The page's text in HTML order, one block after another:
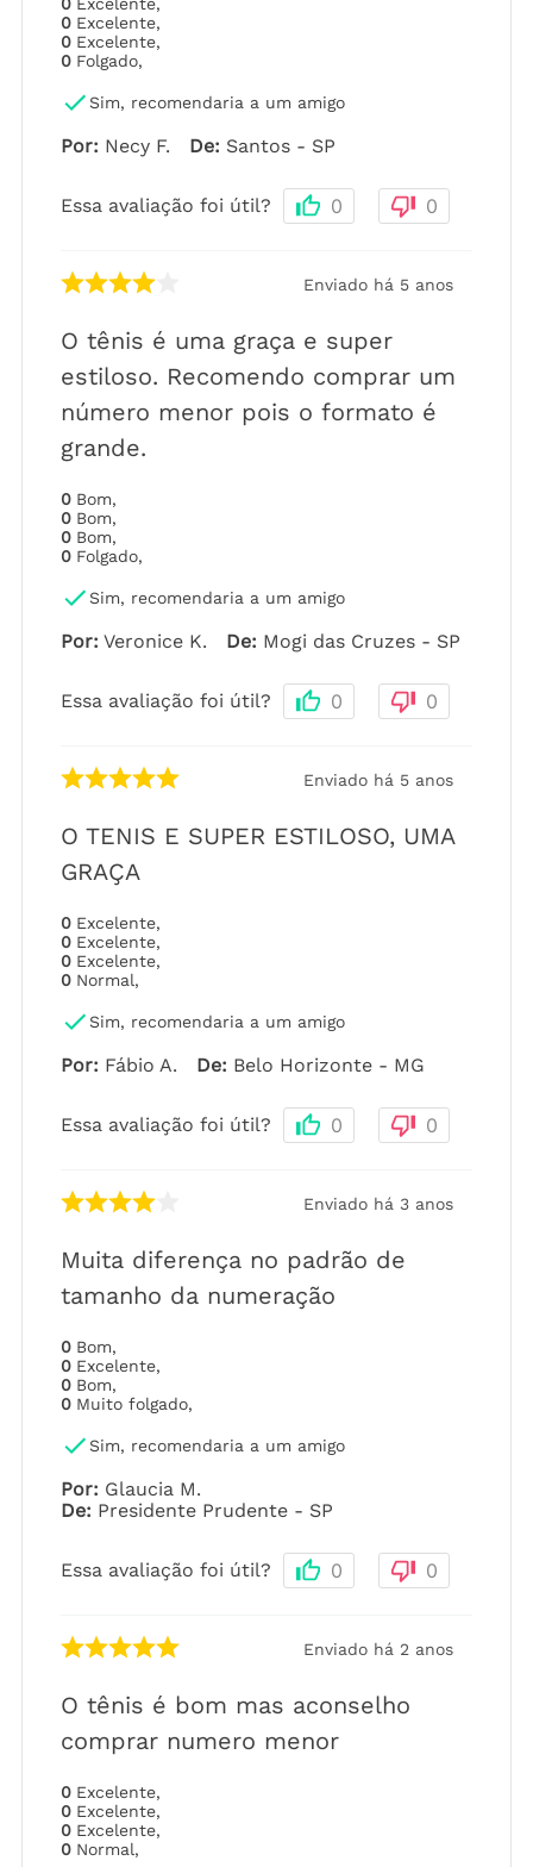
0 Excelente,
0 Excelente,
0 Folgado,
Sim, recomendaria a um amigo
Por: Necy F. De: Santos - SP
Essa avaliação foi útil? 0 0
Enviado há 5 anos
O tênis é uma graça e super
estiloso. Recomendo comprar um
número menor pois o formato é
grande.
0 Bom,
0 Bom,
0 Bom,
0 Folgado,
Sim, recomendaria a um amigo
Por: Veronice K. De: Mogi das Cruzes - SP
Essa avaliação foi útil? 0 0
Enviado há 5 anos
O TENIS E SUPER ESTILOSO, UMA
GRAÇA
0 Excelente,
0 Excelente,
0 Excelente,
0 Normal,
Sim, recomendaria a um amigo
Por: Fábio A. De: Belo Horizonte - MG
Essa avaliação foi útil? 0 0
Enviado há 3 anos
Muita diferença no padrão de
tamanho da numeração
0 Bom,
0 Excelente,
0 Bom,
0 Muito folgado,
Sim, recomendaria a um amigo
Por: Glaucia M.
De: Presidente Prudente - SP
Essa avaliação foi útil? 0 0
Enviado há 2 anos
O tênis é bom mas aconselho
comprar numero menor
0 Excelente,
0 Excelente,
0 Excelente,
0 Normal,